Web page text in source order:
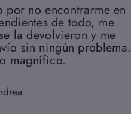
no encontrarme en
de todo, me
la devolvieron y me
sin ningún problema.
magnífico.